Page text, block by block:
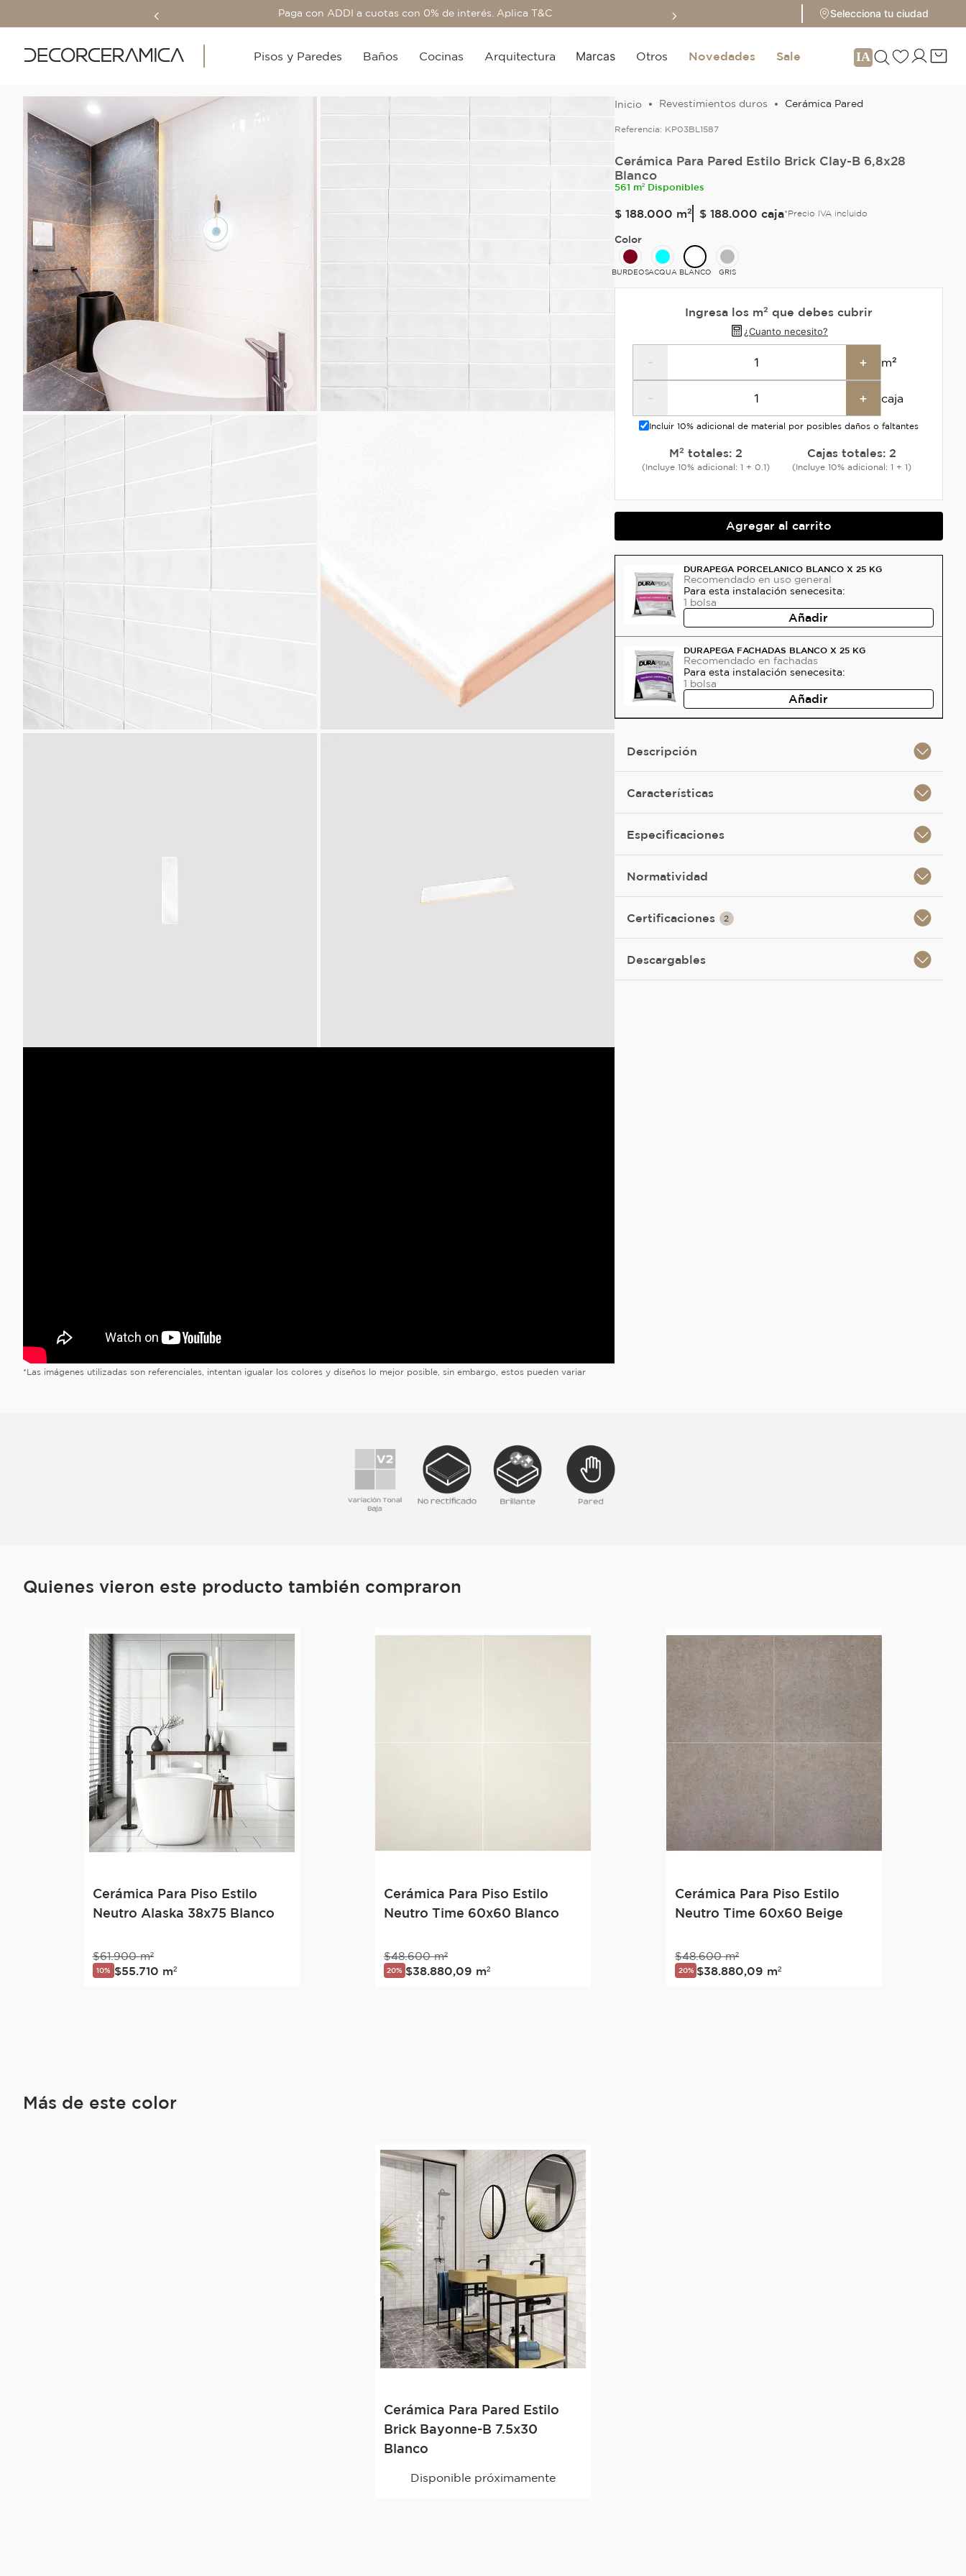
Paga con ADDI a cuotas con 0% de interés. Aplica T&C Sale hasta 70%
Selecciona tu ciudad
Pisos y Paredes Baños Cocinas Arquitectura Marcas Otros Novedades Sale
*Las imágenes utilizadas son referenciales, intentan igualar los colores y diseños lo mejor posible, sin embargo, estos pueden variar
Revestimientos duros Cerámica Pared
Referencia: KP03BL1587
Cerámica Para Pared Estilo Brick Clay-B 6,8x28
Blanco
561 m² Disponibles
$ 188.000 m² $ 188.000 caja*Precio IVA incluido
Color
BURDEOSACQUA BLANCO GRIS
Ingresa los m² que debes cubrir
¿Cuanto necesito?
- + m²
- + caja
Incluir 10% adicional de material por posibles daños o faltantes
M² totales: 2
(Incluye 10% adicional: 1 + 0.1)
Cajas totales: 2
(Incluye 10% adicional: 1 + 1)
Agregar al carrito
DURAPEGA PORCELANICO BLANCO X 25 KG
Recomendado en uso general
Para esta instalación senecesita:
1 bolsa
Añadir
DURAPEGA FACHADAS BLANCO X 25 KG
Recomendado en fachadas
Para esta instalación senecesita:
1 bolsa
Añadir
Descripción
Características
Especificaciones
Normatividad
Certificaciones 2
Descargables
Quienes vieron este producto también compraron
Cerámica Para Piso Estilo
Neutro Alaska 38x75 Blanco
$61.900 m²
10% $55.710 m²
Cerámica Para Piso Estilo
Neutro Time 60x60 Blanco
$48.600 m²
20% $38.880,09 m²
Cerámica Para Piso Estilo
Neutro Time 60x60 Beige
$48.600 m²
20% $38.880,09 m²
Más de este color
Cerámica Para Pared Estilo
Brick Bayonne-B 7.5x30
Blanco
Disponible próximamente